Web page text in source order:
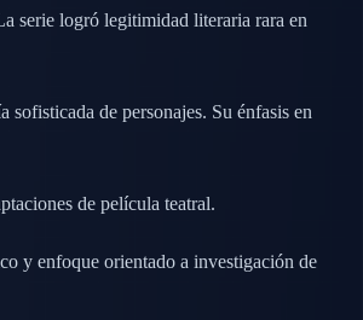
serie logró legitimidad literaria rara en
de personajes. Su énfasis en
de película teatral.
y enfoque orientado a investigación de